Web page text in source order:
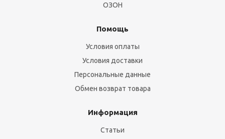
ОЗОН
Помощь
Условия оплаты
Условия доставки
Персональные данные
Обмен возврат товара
Информация
Статьи